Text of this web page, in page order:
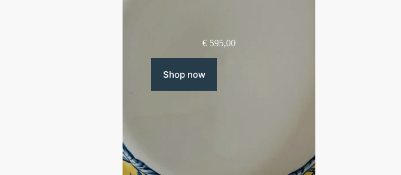
€ 595,00
Shop now